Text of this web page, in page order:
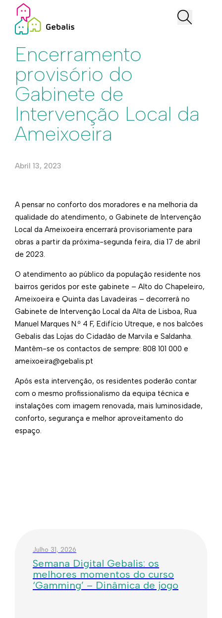
Institucional
Encerramento
provisório do
Gabinete de
Intervenção Local da
Ameixoeira
Abril 13, 2023
A pensar no conforto dos moradores e na melhoria da
qualidade do atendimento, o Gabinete de Intervenção
Local da Ameixoeira encerrará provisoriamente para
obras a partir da próxima-segunda feira, dia 17 de abril
de 2023.
O atendimento ao público da população residente nos
bairros geridos por este gabinete – Alto do Chapeleiro,
Ameixoeira e Quinta das Lavadeiras – decorrerá no
Gabinete de Intervenção Local da Alta de Lisboa, Rua
Manuel Marques N.º 4 F, Edifício Utreque, e nos balcões
Gebalis das Lojas do Cidadão de Marvila e Saldanha.
Mantêm-se os contactos de sempre: 808 101 000 e
ameixoeira@gebalis.pt
Após esta intervenção, os residentes poderão contar
com o mesmo profissionalismo da equipa técnica e
instalações com imagem renovada, mais luminosidade,
conforto, segurança e melhor aproveitamento do
espaço.
Julho 31, 2026
Semana Digital Gebalis: os
melhores momentos do curso
‘Gamming’ – Dinâmica de jogo